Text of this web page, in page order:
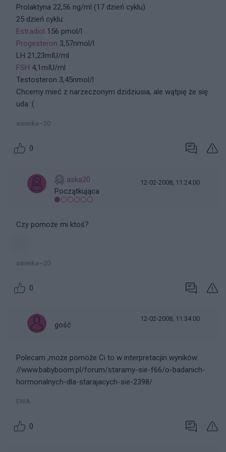
Prolaktyna 22,56 ng/ml (17 dzień cyklu)
25 dzień cyklu:
Estradiol 156 pmol/l
Progesteron 3,57nmol/l
LH 21,23mIU/ml
FSH 4,1mIU/ml
Testosteron 3,45nmol/l
Chcemy mieć z narzeczonym dzidziusia, ale wątpię że się
uda :(
asienka~20
0
aska20
Początkująca
12-02-2008, 11:24:00
Czy pomoże mi ktoś?
asienka~20
0
gość
12-02-2008, 11:34:00
Polecam ,może pomoże Ci to w interpretacjin wyników:
//www.babyboom.pl/forum/staramy-sie-f66/o-badanich-
hormonalnych-dla-starajacych-sie-2398/
EWA
0